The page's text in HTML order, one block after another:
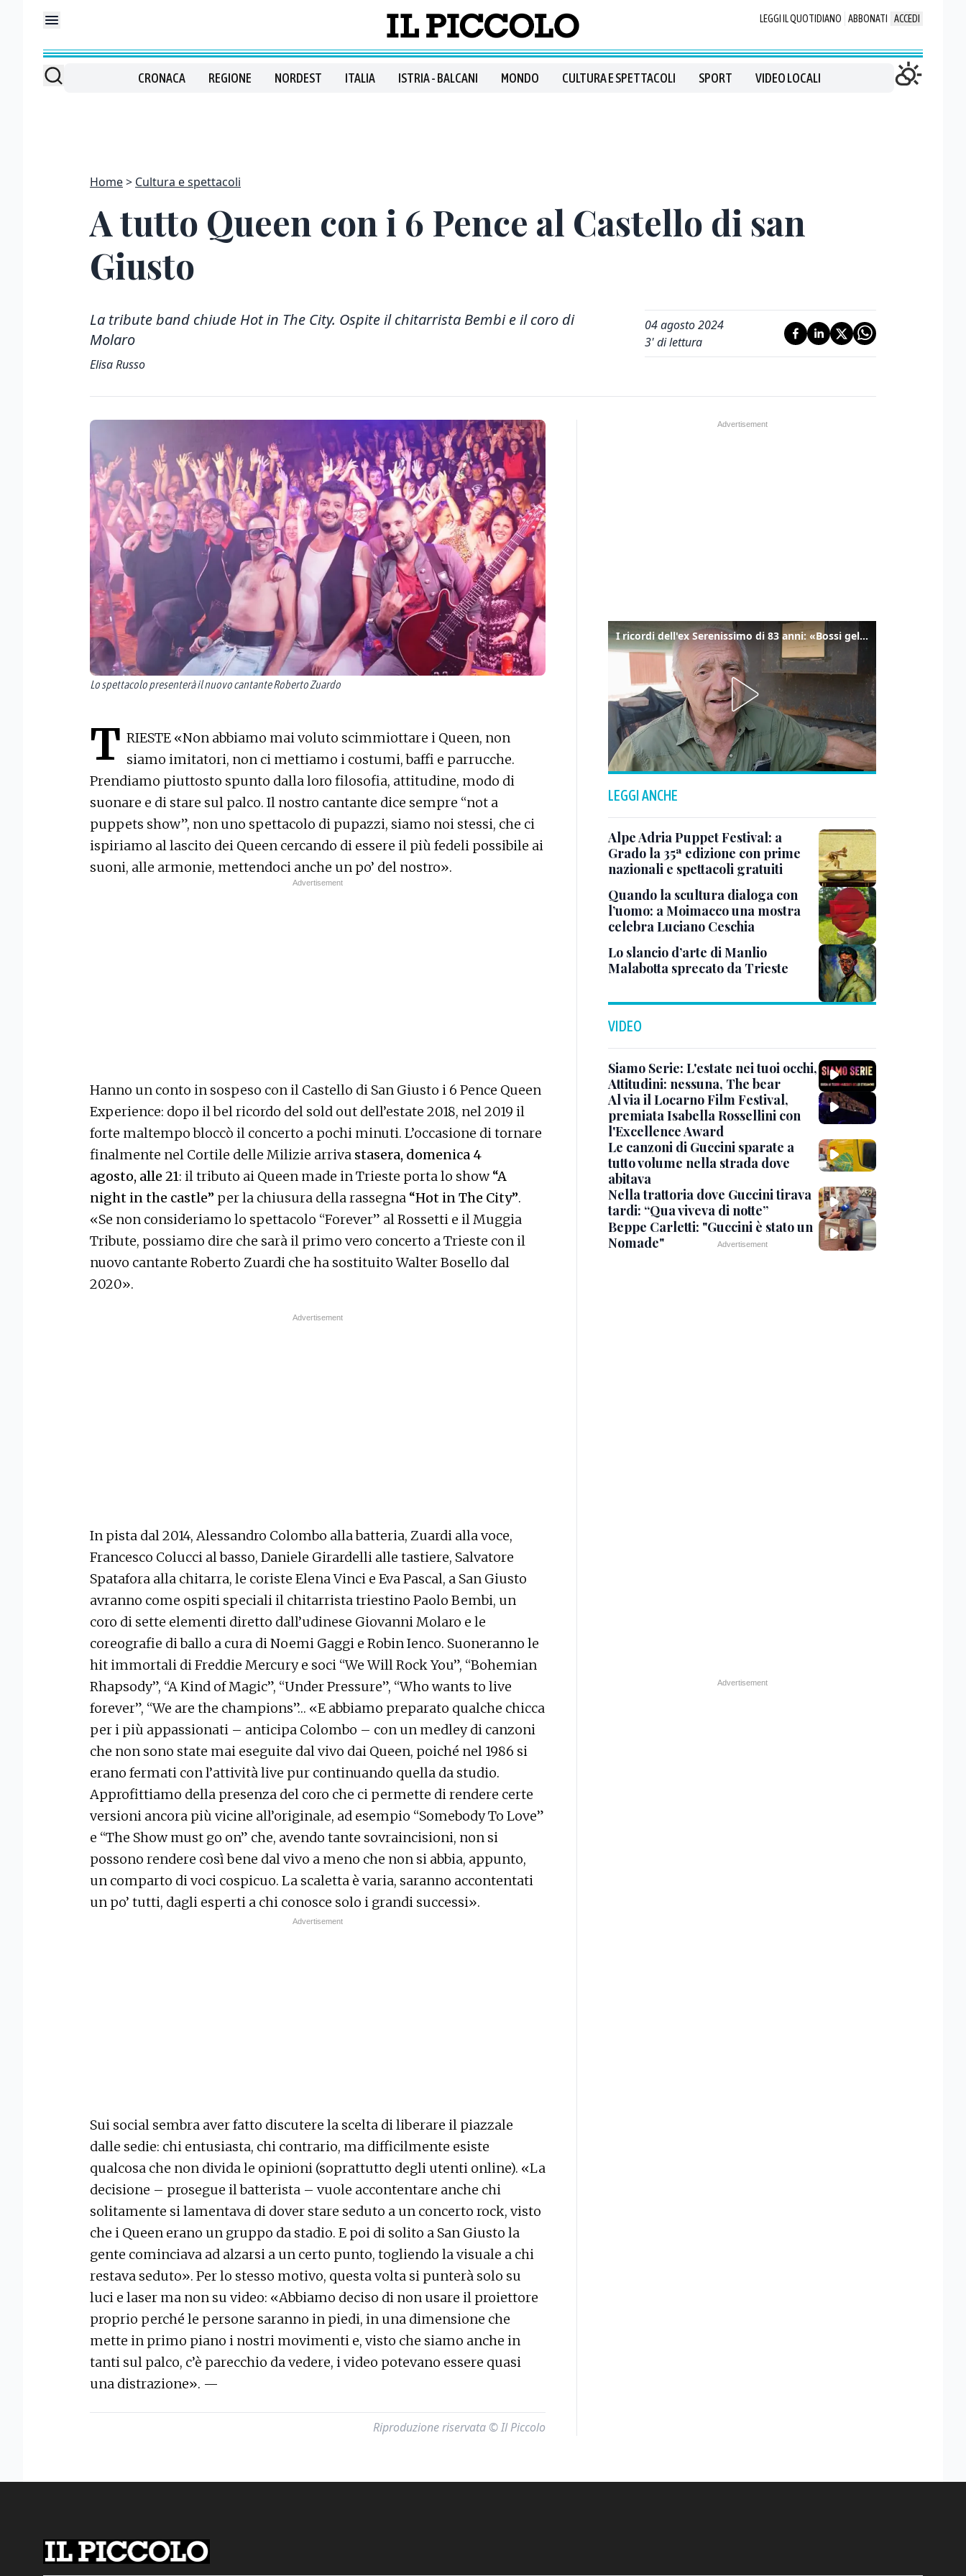
LEGGI IL QUOTIDIANO ABBONATI ACCEDI
CRONACA REGIONE NORDEST ITALIA ISTRIA - BALCANI MONDO CULTURA E SPETTACOLI SPORT VIDEO LOCALI
Home Cultura e spettacoli
A tutto Queen con i 6 Pence al Castello di san
Giusto
La tribute band chiude Hot in The City. Ospite il chitarrista Bembi e il coro di
Molaro
Elisa Russo
04 agosto 2024
3' di lettura
Lo spettacolo presenterà il nuovo cantante Roberto Zuardo
T RIESTE «Non abbiamo mai voluto scimmiottare i Queen, non
siamo imitatori, non ci mettiamo i costumi, baffi e parrucche.
Prendiamo piuttosto spunto dalla loro filosofia, attitudine, modo di
suonare e di stare sul palco. Il nostro cantante dice sempre “not a
puppets show”, non uno spettacolo di pupazzi, siamo noi stessi, che ci
ispiriamo al lascito dei Queen cercando di essere il più fedeli possibile ai
suoni, alle armonie, mettendoci anche un po’ del nostro».
Hanno un conto in sospeso con il Castello di San Giusto i 6 Pence Queen
Experience: dopo il bel ricordo del sold out dell’estate 2018, nel 2019 il
forte maltempo bloccò il concerto a pochi minuti. L’occasione di tornare
finalmente nel Cortile delle Milizie arriva stasera, domenica 4
agosto, alle 21: il tributo ai Queen made in Trieste porta lo show“A
night in the castle” per la chiusura della rassegna “Hot in The City”.
«Se non consideriamo lo spettacolo “Forever” al Rossetti e il Muggia
Tribute, possiamo dire che sarà il primo vero concerto a Trieste con il
nuovo cantante Roberto Zuardi che ha sostituito Walter Bosello dal
2020».
In pista dal 2014, Alessandro Colombo alla batteria, Zuardi alla voce,
Francesco Colucci al basso, Daniele Girardelli alle tastiere, Salvatore
Spatafora alla chitarra, le coriste Elena Vinci e Eva Pascal, a San Giusto
avranno come ospiti speciali il chitarrista triestino Paolo Bembi, un
coro di sette elementi diretto dall’udinese Giovanni Molaro e le
coreografie di ballo a cura di Noemi Gaggi e Robin Ienco. Suoneranno le
hit immortali di Freddie Mercury e soci “We Will Rock You”, “Bohemian
Rhapsody”, “A Kind of Magic”, “Under Pressure”, “Who wants to live
forever”, “We are the champions”… «E abbiamo preparato qualche chicca
per i più appassionati – anticipa Colombo – con un medley di canzoni
che non sono state mai eseguite dal vivo dai Queen, poiché nel 1986 si
erano fermati con l’attività live pur continuando quella da studio.
Approfittiamo della presenza del coro che ci permette di rendere certe
versioni ancora più vicine all’originale, ad esempio “Somebody To Love”
e “The Show must go on” che, avendo tante sovraincisioni, non si
possono rendere così bene dal vivo a meno che non si abbia, appunto,
un comparto di voci cospicuo. La scaletta è varia, saranno accontentati
un po’ tutti, dagli esperti a chi conosce solo i grandi successi».
Sui social sembra aver fatto discutere la scelta di liberare il piazzale
dalle sedie: chi entusiasta, chi contrario, ma difficilmente esiste
qualcosa che non divida le opinioni (soprattutto degli utenti online). «La
decisione – prosegue il batterista – vuole accontentare anche chi
solitamente si lamentava di dover stare seduto a un concerto rock, visto
che i Queen erano un gruppo da stadio. E poi di solito a San Giusto la
gente cominciava ad alzarsi a un certo punto, togliendo la visuale a chi
restava seduto». Per lo stesso motivo, questa volta si punterà solo su
luci e laser ma non su video: «Abbiamo deciso di non usare il proiettore
proprio perché le persone saranno in piedi, in una dimensione che
mette in primo piano i nostri movimenti e, visto che siamo anche in
tanti sul palco, c’è parecchio da vedere, i video potevano essere quasi
una distrazione». —
Riproduzione riservata © Il Piccolo
I ricordi dell'ex Serenissimo di 83 anni: «Bossi geloso di noi, in carcere mi cantavano l’inno di San Marco»
LEGGI ANCHE
Alpe Adria Puppet Festival: a
Grado la 35ª edizione con prime
nazionali e spettacoli gratuiti
Quando la scultura dialoga con
l’uomo: a Moimacco una mostra
celebra Luciano Ceschia
Lo slancio d’arte di Manlio
Malabotta sprecato da Trieste
VIDEO
Siamo Serie: L'estate nei tuoi occhi,
Attitudini: nessuna, The bear
Al via il Locarno Film Festival,
premiata Isabella Rossellini con
l'Excellence Award
Le canzoni di Guccini sparate a
tutto volume nella strada dove
abitava
Nella trattoria dove Guccini tirava
tardi: “Qua viveva di notte”
Beppe Carletti: "Guccini è stato un
Nomade"